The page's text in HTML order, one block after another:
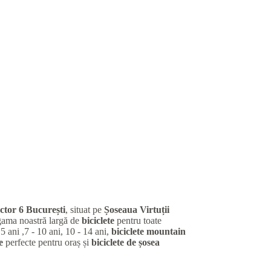
6 București, situat pe Șoseaua Virtuții
noastră largă de bicicletepentru toate
ani ,7 - 10 ani, 10 - 14 ani, biciclete mountain
perfecte pentru oraș și biciclete de șosea